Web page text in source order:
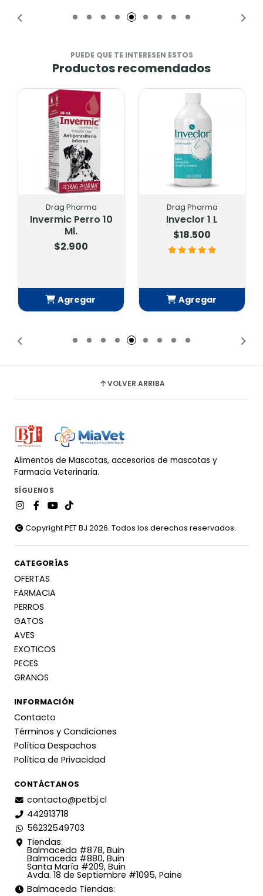
PUEDE QUE TE INTERESEN ESTOS
Productos recomendados
Drag Pharma
Invermic Perro 10
Ml.
$2.900
Agregar
Drag Pharma
Inveclor 1 L
$18.500
Agregar
VOLVER ARRIBA
Alimentos de Mascotas, accesorios de mascotas y
Farmacia Veterinaria.
SÍGUENOS
Copyright PET BJ 2026. Todos los derechos reservados.
CATEGORÍAS
OFERTAS
FARMACIA
PERROS
GATOS
AVES
EXOTICOS
PECES
GRANOS
INFORMACIÓN
Contacto
Términos y Condiciones
Política Despachos
Política de Privacidad
CONTÁCTANOS
contacto@petbj.cl
442913718
56232549703
Tiendas:
Balmaceda #878, Buin
Balmaceda #880, Buin
Santa María #209, Buin
Avda. 18 de Septiembre #1095, Paine
Balmaceda Tiendas: